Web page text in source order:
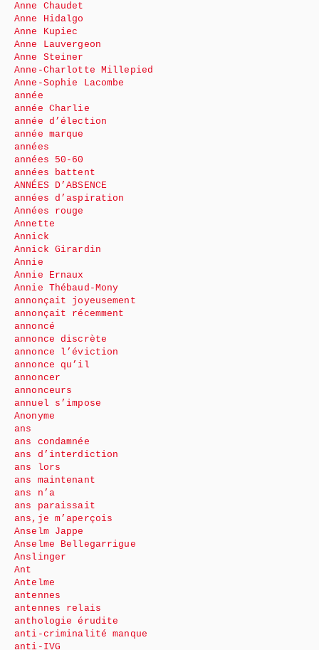
Anne Chaudet
Anne Hidalgo
Anne Kupiec
Anne Lauvergeon
Anne Steiner
Anne-Charlotte Millepied
Anne-Sophie Lacombe
année
année Charlie
année d’élection
année marque
années
années 50-60
années battent
ANNÉES D’ABSENCE
années d’aspiration
Années rouge
Annette
Annick
Annick Girardin
Annie
Annie Ernaux
Annie Thébaud-Mony
annonçait joyeusement
annonçait récemment
annoncé
annonce discrète
annonce l’éviction
annonce qu’il
annoncer
annonceurs
annuel s’impose
Anonyme
ans
ans condamnée
ans d’interdiction
ans lors
ans maintenant
ans n’a
ans paraissait
ans,je m’aperçois
Anselm Jappe
Anselme Bellegarrigue
Anslinger
Ant
Antelme
antennes
antennes relais
anthologie érudite
anti-criminalité manque
anti-IVG